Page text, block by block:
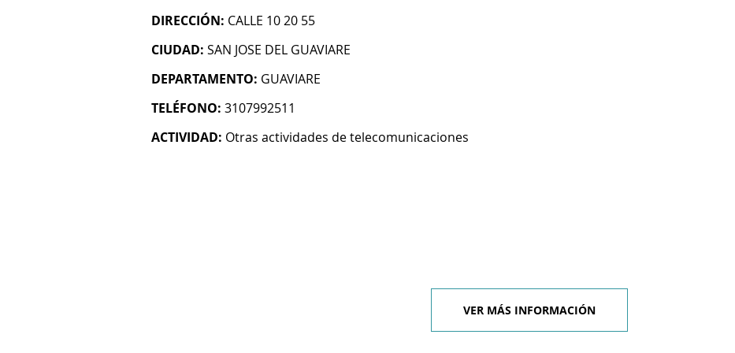
DIRECCIÓN: CALLE 10 20 55
CIUDAD: SAN JOSE DEL GUAVIARE
DEPARTAMENTO: GUAVIARE
TELÉFONO: 3107992511
ACTIVIDAD: Otras actividades de telecomunicaciones
VER MÁS INFORMACIÓN